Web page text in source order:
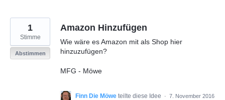
Amazon Hinzufügen
Wie wäre es Amazon mit als Shop hier
hinzuzufügen?
MFG - Möwe
1
Stimme
Abstimmen
Finn Die Möwe teilte diese Idee · 7. November 2016